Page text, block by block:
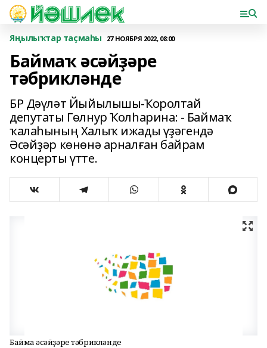
Яңылыҡтар таҫмаһы 27 НОЯБРЯ 2022, 08:00
Баймаҡ әсәйҙәре
тәбрикләнде
БР Дәүләт Йыйылышы-Ҡоролтай
депутаты Гөлнур Ҡолһарина: - Баймаҡ
ҡалаһының Халыҡ ижады үҙәгендә
Әсәйҙәр көнөнә арналған байрам
концерты үтте.
Баймаҡ әсәйҙәре тәбрикләнде